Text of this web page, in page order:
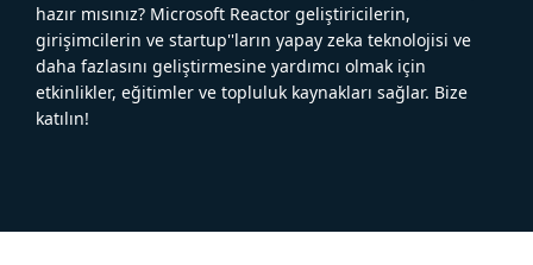
hazır mısınız? Microsoft Reactor geliştiricilerin,
girişimcilerin ve startup''ların yapay zeka teknolojisi ve
daha fazlasını geliştirmesine yardımcı olmak için
etkinlikler, eğitimler ve topluluk kaynakları sağlar. Bize
katılın!